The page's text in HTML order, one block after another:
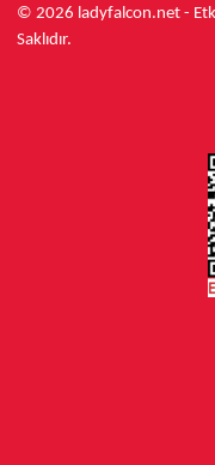
© 2026 ladyfalcon.net -
Saklıdır.